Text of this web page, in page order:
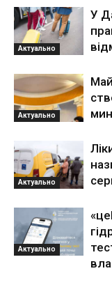
Актуально
У
Актуально
Актуально
Актуально